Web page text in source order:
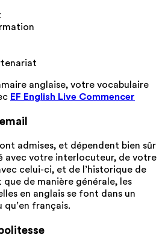
anglaise, votre vocabulaire
EF English Live Commencer
admises, et dépendent bien sûr
avec votre interlocuteur, de votre
celui-ci, et de l’historique de
que de manière générale, les
en anglais se font dans un
français.